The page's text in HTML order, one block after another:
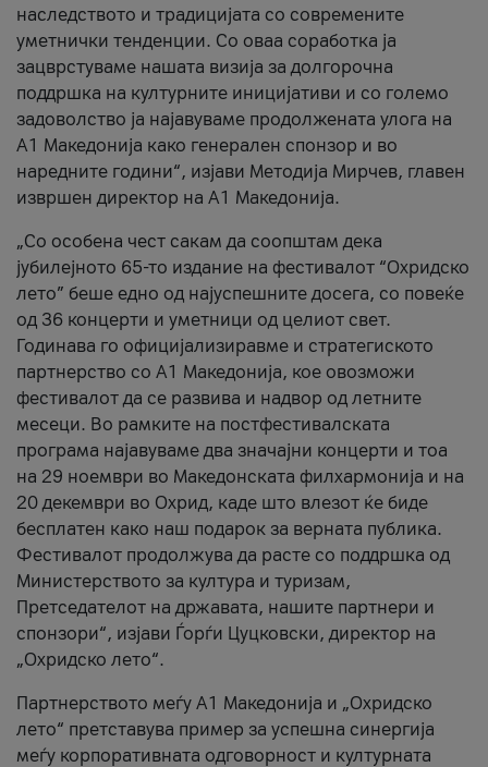
наследството и традицијата со современите
уметнички тенденции. Со оваа соработка ја
зацврстуваме нашата визија за долгорочна
поддршка на културните иницијативи и со големо
задоволство ја најавуваме продолжената улога на
A1 Македонија како генерален спонзор и во
наредните години“, изјави Методија Мирчев, главен
извршен директор на A1 Македонија.
„Со особена чест сакам да соопштам дека
јубилејното 65-то издание на фестивалот “Охридско
лето” беше едно од најуспешните досега, со повеќе
од 36 концерти и уметници од целиот свет.
Годинава го официјализиравме и стратегиското
партнерство со А1 Македонија, кое овозможи
фестивалот да се развива и надвор од летните
месеци. Во рамките на постфестивалската
програма најавуваме два значајни концерти и тоа
на 29 ноември во Македонската филхармонија и на
20 декември во Охрид, каде што влезот ќе биде
бесплатен како наш подарок за верната публика.
Фестивалот продолжува да расте со поддршка од
Министерството за култура и туризам,
Претседателот на државата, нашите партнери и
спонзори“, изјави Ѓорѓи Цуцковски, директор на
„Охридско лето“.
Партнерството меѓу A1 Македонија и „Охридско
лето“ претставува пример за успешна синергија
меѓу корпоративната одговорност и културната